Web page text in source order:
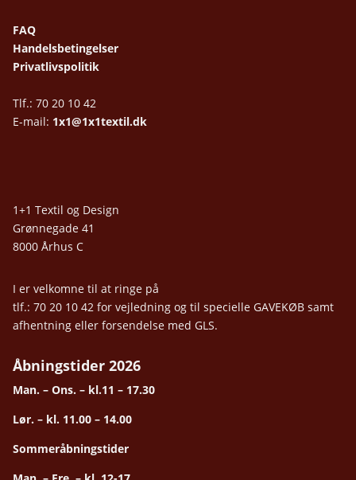
FAQ
Handelsbetingelser
Privatlivspolitik
Tlf.: 70 20 10 42
E-mail: 1x1@1x1textil.dk
1+1 Textil og Design
Grønnegade 41
8000 Århus C
I er velkomne til at ringe på
tlf.: 70 20 10 42 for vejledning og til specielle GAVEKØB samt
afhentning eller forsendelse med GLS.
Åbningstider 2026
Man. – Ons. – kl.11 – 17.30
Lør. – kl. 11.00 – 14.00
Sommeråbningstider